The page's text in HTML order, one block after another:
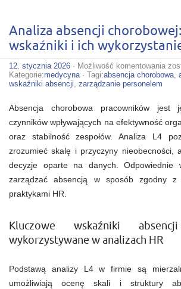
Analiza absencji
wskaźniki i ich
12. stycznia 2026 · Możliwość komentowania
i
ich
w
Kategorie:medycyna· Tagi:absencja chorobowa,
wskaźniki absencji, zarządzanie personelem
Absencja chorobowa pracowników jest
czynników wpływających na efektywność
oraz stabilność zespołów. Analiza L4
zrozumieć skalę i przyczyny nieobecności,
decyzje oparte na danych. Odpowiednie
zarządzać absencją w sposób zgodny
praktykami HR.
Kluczowe wskaźniki
wykorzystywane w analizach HR
Podstawą analizy L4 w firmie są
umożliwiają ocenę skali i struktury